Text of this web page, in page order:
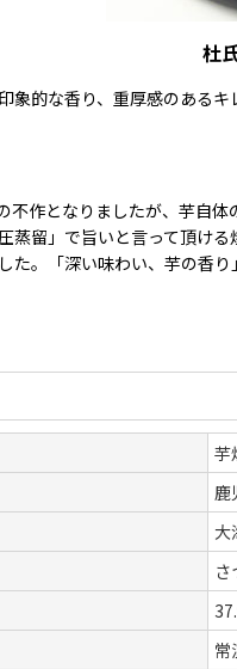
杜
的な香り、重厚感のある
作となりましたが、芋自
蒸留」で旨いと言って頂け
。「深い味わい、芋の香り
芋
鹿
大
さ
常